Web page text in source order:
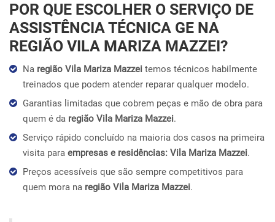
POR QUE ESCOLHER O SERVIÇO DE
ASSISTÊNCIA TÉCNICA GE NA
REGIÃO VILA MARIZA MAZZEI?
Na região Vila Mariza Mazzei temos técnicos habilmente
treinados que podem atender reparar qualquer modelo.
Garantias limitadas que cobrem peças e mão de obra para
quem é da região Vila Mariza Mazzei.
Serviço rápido concluído na maioria dos casos na primeira
visita para empresas e residências: Vila Mariza Mazzei.
Preços acessíveis que são sempre competitivos para
quem mora na região Vila Mariza Mazzei.